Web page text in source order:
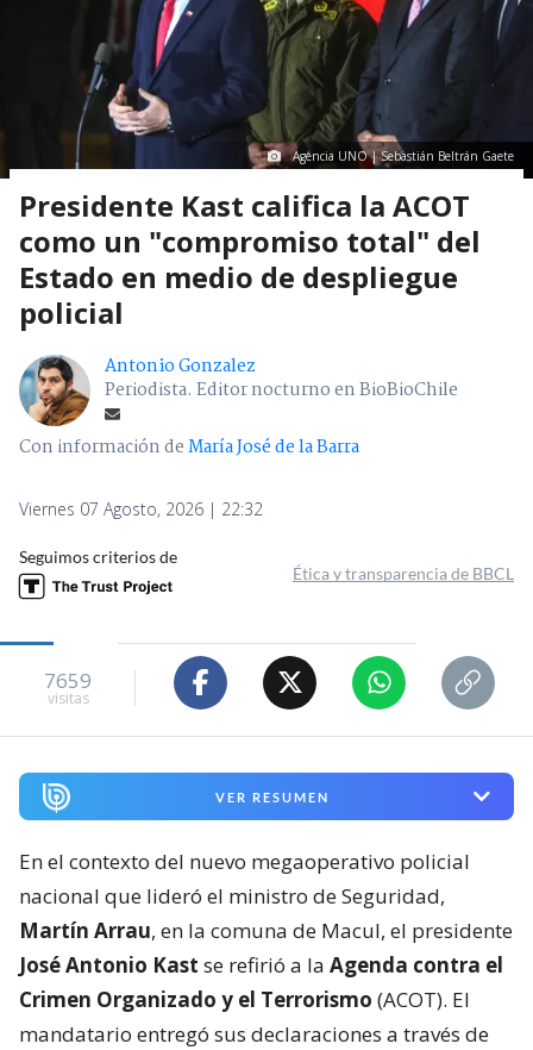
Agencia UNO | Sebastián Beltrán Gaete
Presidente Kast califica la ACOT
como un "compromiso total" del
Estado en medio de despliegue
policial
Antonio Gonzalez
Periodista. Editor nocturno en BioBioChile
Con información deMaría José de la Barra
Viernes 07 Agosto, 2026 | 22:32
Seguimos criterios de
Ética y transparencia de BBCL
7659
visitas
VER RESUMEN
En el contexto del nuevo megaoperativo policial
nacional que lideró el ministro de Seguridad,
Martín Arrau, en la comuna de Macul, el presidente
José Antonio Kast se refirió a la Agenda contra el
Crimen Organizado y el Terrorismo (ACOT). El
mandatario entregó sus declaraciones a través de